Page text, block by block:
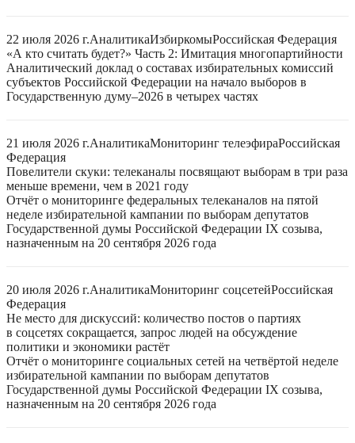
22 июля 2026 г.АналитикаИзбиркомыРоссийская Федерация
«А кто считать будет?» Часть 2: Имитация многопартийности
Аналитический доклад о составах избирательных комиссий
субъектов Российской Федерации на начало выборов в
Государственную думу–2026 в четырех частях
21 июля 2026 г.АналитикаМониторинг телеэфираРоссийская
Федерация
Повелители скуки: телеканалы посвящают выборам в три раза
меньше времени, чем в 2021 году
Отчёт о мониторинге федеральных телеканалов на пятой
неделе избирательной кампании по выборам депутатов
Государственной думы Российской Федерации IX созыва,
назначенным на 20 сентября 2026 года
20 июля 2026 г.АналитикаМониторинг соцсетейРоссийская
Федерация
Не место для дискуссий: количество постов о партиях
в соцсетях сокращается, запрос людей на обсуждение
политики и экономики растёт
Отчёт о мониторинге социальных сетей на четвёртой неделе
избирательной кампании по выборам депутатов
Государственной думы Российской Федерации IX созыва,
назначенным на 20 сентября 2026 года